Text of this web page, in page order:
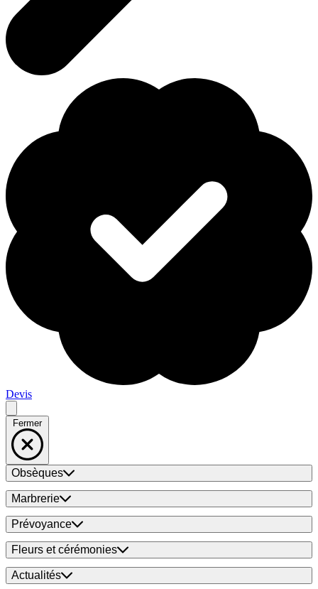
Devis
Fermer
Obsèques
Marbrerie
Prévoyance
Fleurs et cérémonies
Actualités